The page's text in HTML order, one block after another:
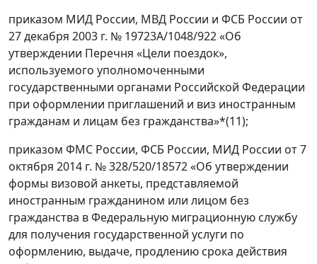
приказом МИД России, МВД России и ФСБ России от
27 декабря 2003 г. № 19723А/1048/922 «Об
утверждении Перечня «Цели поездок»,
используемого уполномоченными
государственными органами Российской Федерации
при оформлении приглашений и виз иностранным
гражданам и лицам без гражданства»*(11);
приказом ФМС России, ФСБ России, МИД России от 7
октября 2014 г. № 328/520/18572 «Об утверждении
формы визовой анкеты, представляемой
иностранным гражданином или лицом без
гражданства в Федеральную миграционную службу
для получения государственной услуги по
оформлению, выдаче, продлению срока действия